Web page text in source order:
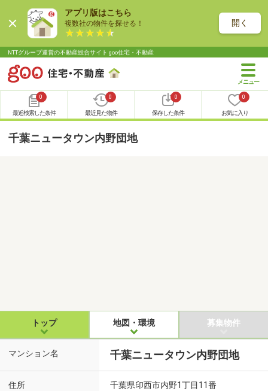
アプリ版はこちら
複数社の物件を探せる！ 開く
NTTグループ運営の不動産総合サイト goo住宅・不動産
0
最近検索した条件
0
最近見た物件
0
保存した条件
0
お気に入り
千葉ニュータウン内野団地
トップ 地図・環境 募集物件
マンション名 千葉ニュータウン内野団地
住所 千葉県印西市内野1丁目11番